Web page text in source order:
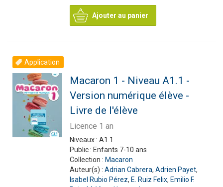
Ajouter au panier
Application
Macaron 1 - Niveau A1.1 -
Version numérique élève -
Livre de l'élève
Licence 1 an
Niveaux : A1.1
Public : Enfants 7-10 ans
Collection : Macaron
Auteur(s) : Adrian Cabrera, Adrien Payet,
Isabel Rubio Pérez, E. Ruiz Felix, Emilio F.